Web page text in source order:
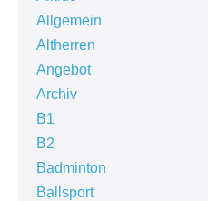
Allgemein
Altherren
Angebot
Archiv
B1
B2
Badminton
Ballsport